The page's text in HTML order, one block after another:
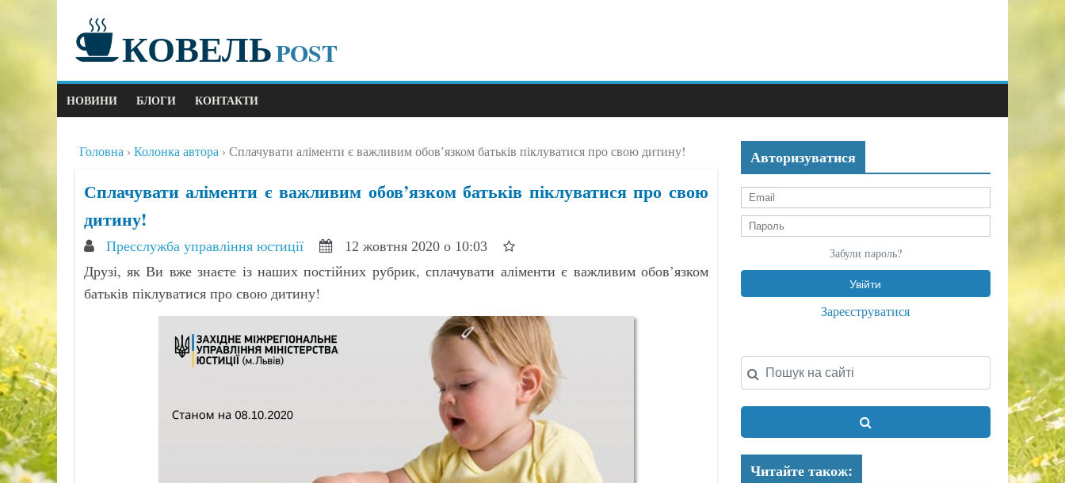
КОВЕЛЬPOST
НОВИНИ БЛОГИ КОНТАКТИ
Головна Колонка автора Сплачувати аліменти є важливим обов’язком батьків піклуватися про свою дитину!
Сплачувати аліменти є важливим обов’язком батьків піклуватися про свою
дитину!
Пресслужба управління юстиції 12 жовтня 2020 о 10:03
Друзі, як Ви вже знаєте із наших постійних рубрик, сплачувати аліменти є важливим обов’язком
батьків піклуватися про свою дитину!
Авторизуватися
Забули пароль?
Зареєструватися
Читайте також: